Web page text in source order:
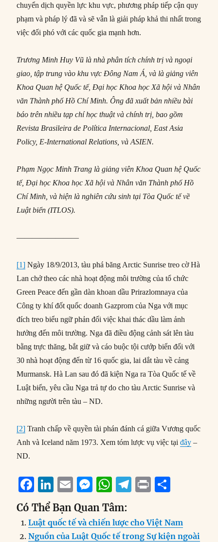
chuyển dịch quyền lực khu vực, phương pháp tiếp cận quy
phạm và pháp lý đã và sẽ vẫn là giải pháp khả thi nhất trong
việc đối phó với các quốc gia mạnh hơn.
Trương Minh Huy Vũ là nhà phân tích chính trị và ngoại
giao, tập trung vào khu vực Đông Nam Á, và là giảng viên
Khoa Quan hệ Quốc tế, Đại học Khoa học Xã hội và Nhân
văn Thành phố Hồ Chí Minh. Ông đã xuất bản nhiều bài
báo trên nhiều tạp chí học thuật và chính trị, bao gồm
Revista Brasileira de Política Internacional, East Asia
Policy, E-International Relations, và ASIEN.
Phạm Ngọc Minh Trang là giảng viên Khoa Quan hệ Quốc
tế, Đại học Khoa học Xã hội và Nhân văn Thành phố Hồ
Chí Minh, và hiện là nghiên cứu sinh tại Tòa Quốc tế về
Luật biển (ITLOS).
————————
[1] Ngày 18/9/2013, tàu phá băng Arctic Sunrise treo cờ Hà
Lan chở theo các nhà hoạt động môi trường của tổ chức
Green Peace đến gần dàn khoan dầu Prirazlomnaya của
Công ty khí đốt quốc doanh Gazprom của Nga với mục
đích treo biểu ngữ phản đối việc khai thác dầu làm ảnh
hưởng đến môi trường. Nga đã điều động cảnh sát lên tàu
bằng trực thăng, bắt giữ và cáo buộc tội cướp biển đối với
30 nhà hoạt động đến từ 16 quốc gia, lai dắt tàu về cảng
Murmansk. Hà Lan sau đó đã kiện Nga ra Tòa Quốc tế về
Luật biển, yêu cầu Nga trả tự do cho tàu Arctic Sunrise và
những người trên tàu – ND.
[2] Tranh chấp về quyền tài phán đánh cá giữa Vương quốc
Anh và Iceland năm 1973. Xem tóm lược vụ việc tạiđây –
ND.
F
a
c
e
Li
n
k
e
E
m
ai
l
M
ss
e
W
h
at
s
T
e
g
P
n
t
a
re
Có Thể Bạn Quan Tâm:
Luật quốc tế và chiến lược cho Việt Nam
Nguồn của Luật Quốc tế trong Sự kiện ngoài